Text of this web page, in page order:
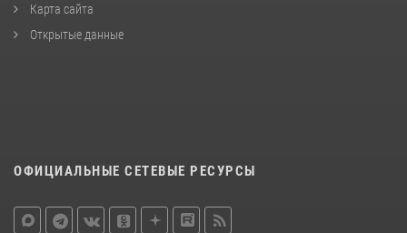
Карта сайта
Открытые данные
ОФИЦИАЛЬНЫЕ СЕТЕВЫЕ РЕСУРСЫ